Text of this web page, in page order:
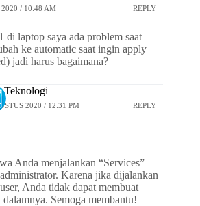
2020 / 10:48 AM REPLY
di laptop saya ada problem saat
ke automatic saat ingin apply
jadi harus bagaimana?
Teknologi
2020 / 12:31 PM REPLY
Anda menjalankan “Services”
Karena jika dijalankan
Anda tidak dapat membuat
dalamnya. Semoga membantu!